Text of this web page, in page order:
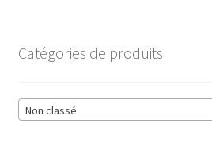
Catégories de produits
Non classé